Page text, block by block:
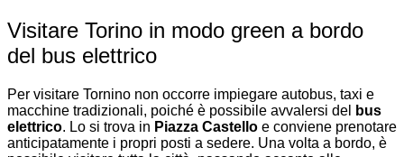
Visitare Torino in modo green a bordo
del bus elettrico
Per visitare Tornino non occorre impiegare autobus, taxi e
macchine tradizionali, poiché è possibile avvalersi del
bus
elettrico. Lo si trova in Piazza Castello e conviene prenotare
anticipatamente i propri posti a sedere. Una volta a bordo, è